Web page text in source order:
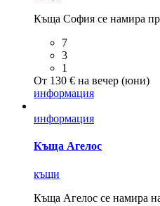
Къща София се намира
7
3
1
От 130 € на вечер (юни)
информация
информация
Къща Агелос
къщи
Къща Агелос се намира